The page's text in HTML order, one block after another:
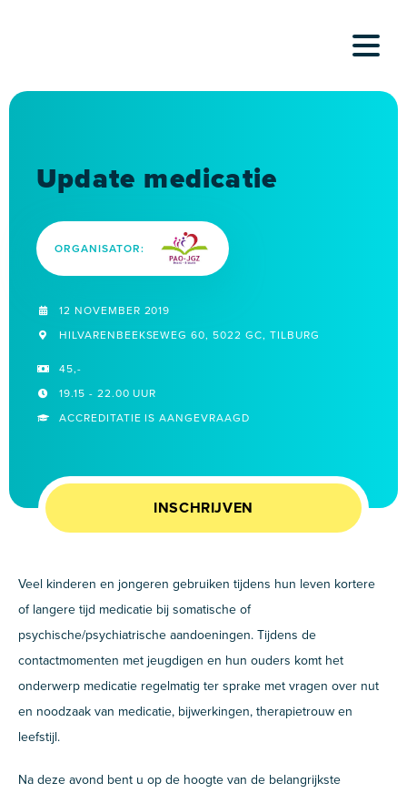
Update medicatie
ORGANISATOR:
12 NOVEMBER 2019
HILVARENBEEKSEWEG 60, 5022 GC, TILBURG
45,-
19.15 - 22.00 UUR
ACCREDITATIE IS AANGEVRAAGD
INSCHRIJVEN
Veel kinderen en jongeren gebruiken tijdens hun leven kortere
of langere tijd medicatie bij somatische of
psychische/psychiatrische aandoeningen. Tijdens de
contactmomenten met jeugdigen en hun ouders komt het
onderwerp medicatie regelmatig ter sprake met vragen over nut
en noodzaak van medicatie, bijwerkingen, therapietrouw en
leefstijl.
Na deze avond bent u op de hoogte van de belangrijkste